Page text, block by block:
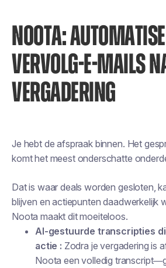
NOOTA:
VERVOLG-E-MAILS
VERGADERING
Je hebt de afspraak binnen. Het
komt het meest onderschatte
Dat is waar deals worden gesloten,
blijven en actiepunten daadwerkelijk
Noota maakt dit moeiteloos.
AI-gestuurde transcripties
actie : Zodra je vergadering is
Noota een volledig